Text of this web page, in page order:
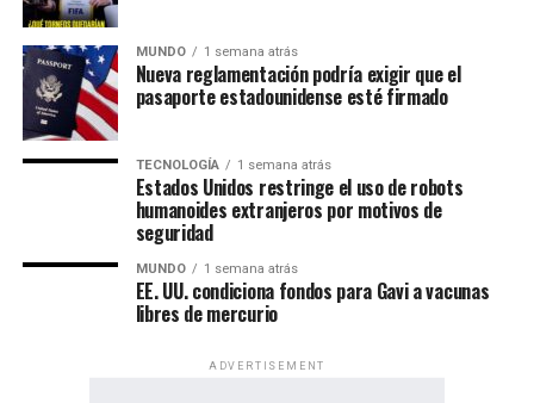
MUNDO 1 semana atrás
Nueva reglamentación podría exigir que el
pasaporte estadounidense esté firmado
TECNOLOGÍA 1 semana atrás
Estados Unidos restringe el uso de robots
humanoides extranjeros por motivos de
seguridad
MUNDO 1 semana atrás
EE. UU. condiciona fondos para Gavi a vacunas
libres de mercurio
ADVERTISEMENT